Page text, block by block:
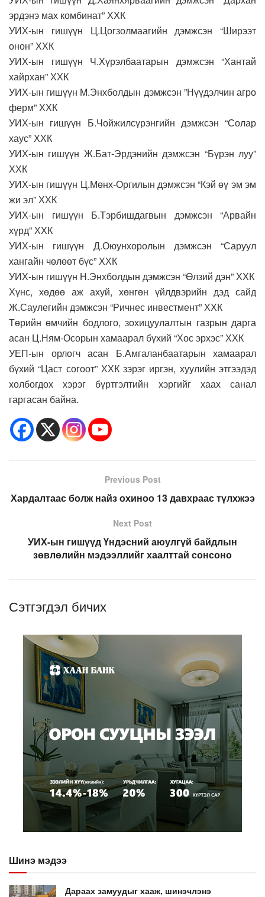
эрдэнэ мах комбинат” ХХК
УИХ-ын гишүүн Ц.Цогзолмаагийн дэмжсэн “Ширээт
онон” ХХК
УИХ-ын гишүүн Ч.Хүрэлбаатарын дэмжсэн “Хантай
хайрхан” ХХК
УИХ-ын гишүүн М.Энхболдын дэмжсэн ”Нүүдэлчин агро
ферм” ХХК
УИХ-ын гишүүн Б.Чойжилсүрэнгийн дэмжсэн “Солар
хаус” ХХК
УИХ-ын гишүүн Ж.Бат-Эрдэнийн дэмжсэн “Бүрэн луу”
ХХК
УИХ-ын гишүүн Ц.Мөнх-Оргилын дэмжсэн “Кэй өү эм эм
жи эл” ХХК
УИХ-ын гишүүн Б.Тэрбишдагвын дэмжсэн “Арвайн
хүрд” ХХК
УИХ-ын гишүүн Д.Оюунхоролын дэмжсэн “Саруул
хангайн чөлөөт бүс” ХХК
УИХ-ын гишүүн Н.Энхболдын дэмжсэн “Өлзий дэн” ХХК
Хүнс, хөдөө аж ахуй, хөнгөн үйлдвэрийн дэд сайд
Ж.Саулегийн дэмжсэн “Ричнес инвестмент” ХХК
Төрийн өмчийн бодлого, зохицуулалтын газрын дарга
асан Ц.Ням-Осорын хамаарал бүхий “Хос эрхэс” ХХК
УЕП-ын орлогч асан Б.Амгаланбаатарын хамаарал
бүхий “Цаст согоот” ХХК зэрэг иргэн, хуулийн этгээдэд
холбогдох хэрэг бүртгэлтийн хэргийг хаах санал
гаргасан байна.
Previous Post
Хардалтаас болж найз охиноо 13 давхраас түлхжээ
Next Post
УИХ-ын гишүүд Үндэсний аюулгүй байдлын
зөвлөлийн мэдээллийг хаалттай сонсоно
Сэтгэгдэл бичих
Шинэ мэдээ
Дараах замуудыг хааж, шинэчлэнэ